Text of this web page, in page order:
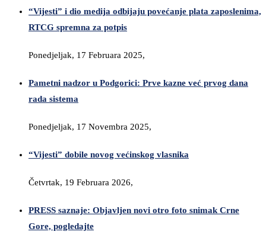
“Vijesti” i dio medija odbijaju povećanje plata zaposlenima,
RTCG spremna za potpis
Ponedjeljak, 17 Februara 2025,
Pametni nadzor u Podgorici: Prve kazne već prvog dana
rada sistema
Ponedjeljak, 17 Novembra 2025,
“Vijesti” dobile novog većinskog vlasnika
Četvrtak, 19 Februara 2026,
PRESS saznaje: Objavljen novi otro foto snimak Crne
Gore, pogledajte